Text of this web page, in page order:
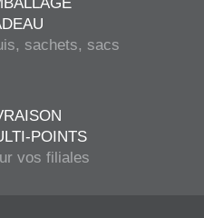
sachets, sacs
POINTS
vos filiales